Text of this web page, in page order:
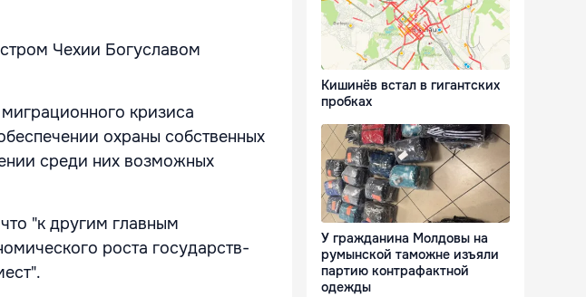
Чехии Богуславом
кризиса
охраны собственных
среди них возможных
"к другим главным
роста государств-
Кишинёв встал в гигантских
пробках
У гражданина Молдовы на
румынской таможне изъяли
партию контрафактной
одежды